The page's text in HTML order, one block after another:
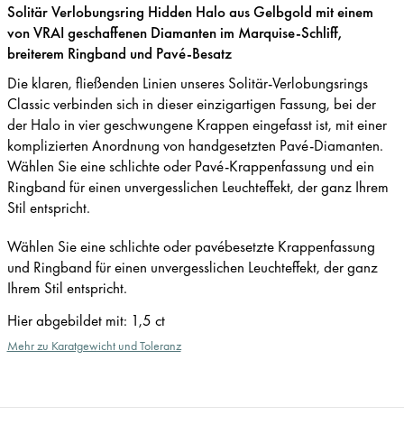
Solitär Verlobungsring Hidden Halo aus Gelbgold mit einem
von VRAI geschaffenen Diamanten im Marquise-Schliff,
breiterem Ringband und Pavé-Besatz
Die klaren, fließenden Linien unseres Solitär-Verlobungsrings
Classic verbinden sich in dieser einzigartigen Fassung, bei der
der Halo in vier geschwungene Krappen eingefasst ist, mit einer
komplizierten Anordnung von handgesetzten Pavé-Diamanten.
Wählen Sie eine schlichte oder Pavé-Krappenfassung und ein
Ringband für einen unvergesslichen Leuchteffekt, der ganz Ihrem
Stil entspricht.
Wählen Sie eine schlichte oder pavébesetzte Krappenfassung
und Ringband für einen unvergesslichen Leuchteffekt, der ganz
Ihrem Stil entspricht.
Hier abgebildet mit: 1,5 ct
Mehr zu Karatgewicht und Toleranz